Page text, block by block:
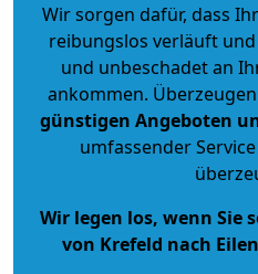
Wir sorgen dafür, dass
reibungslos verläuft
und unbeschadet an
ankommen.
günstigen Angeboten
umfassender
Wir legen los, wenn Sie
von Krefeld nach